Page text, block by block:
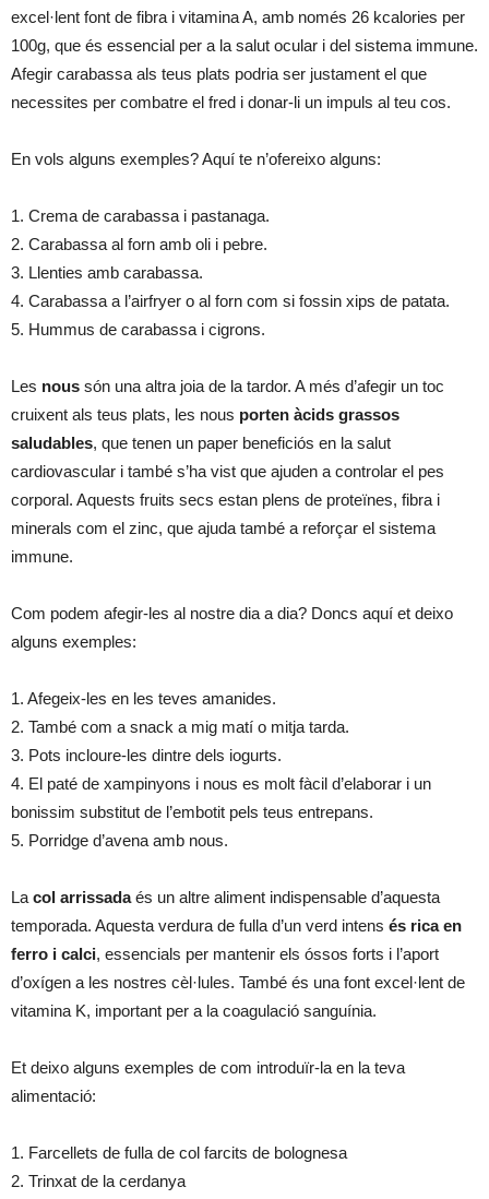
excel·lent font de fibra i vitamina A, amb només 26 kcalories per
100g, que és essencial per a la salut ocular i del sistema immune.
Afegir carabassa als teus plats podria ser justament el que
necessites per combatre el fred i donar-li un impuls al teu cos.
En vols alguns exemples? Aquí te n’ofereixo alguns:
1. Crema de carabassa i pastanaga.
2. Carabassa al forn amb oli i pebre.
3. Llenties amb carabassa.
4. Carabassa a l’airfryer o al forn com si fossin xips de patata.
5. Hummus de carabassa i cigrons.
Les nous són una altra joia de la tardor. A més d’afegir un toc
cruixent als teus plats, les nous porten àcids grassos
saludables, que tenen un paper beneficiós en la salut
cardiovascular i també s’ha vist que ajuden a controlar el pes
corporal. Aquests fruits secs estan plens de proteïnes, fibra i
minerals com el zinc, que ajuda també a reforçar el sistema
immune.
Com podem afegir-les al nostre dia a dia? Doncs aquí et deixo
alguns exemples:
1. Afegeix-les en les teves amanides.
2. També com a snack a mig matí o mitja tarda.
3. Pots incloure-les dintre dels iogurts.
4. El paté de xampinyons i nous es molt fàcil d’elaborar i un
bonissim substitut de l’embotit pels teus entrepans.
5. Porridge d’avena amb nous.
La col arrissadaés un altre aliment indispensable d’aquesta
temporada. Aquesta verdura de fulla d’un verd intens és rica en
ferro i calci, essencials per mantenir els óssos forts i l’aport
d’oxígen a les nostres cèl·lules. També és una font excel·lent de
vitamina K, important per a la coagulació sanguínia.
Et deixo alguns exemples de com introduïr-la en la teva
alimentació:
1. Farcellets de fulla de col farcits de bolognesa
2. Trinxat de la cerdanya